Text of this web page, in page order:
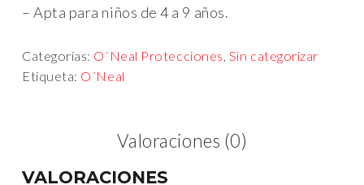
– Apta para niños de 4 a 9 años.
Categorías: O´Neal Protecciones, Sin categorizar
Etiqueta: O´Neal
Valoraciones (0)
VALORACIONES